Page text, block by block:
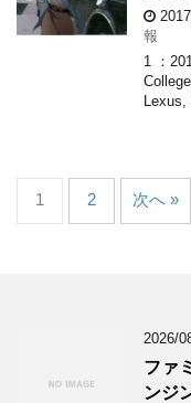
報
1 ：
1 2 次へ »
2026/
ファ
ンジ